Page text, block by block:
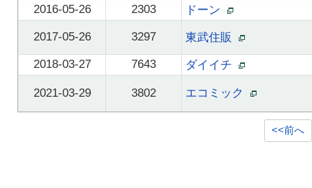
2016-05-26
2303 ドーン
2017-05-26 3297 東武住販
2018-03-27 7643 ダイイチ
2021-03-29 3802 エコミック
<<前へ